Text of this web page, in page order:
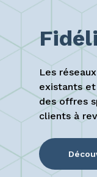
Les
existants
des offres
clients à